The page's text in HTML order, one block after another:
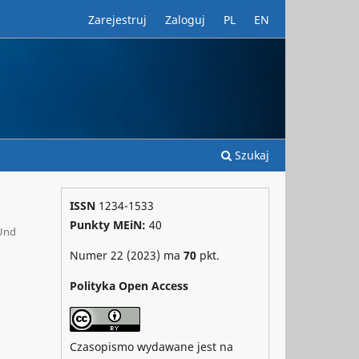
Szukaj
Zarejestruj Zaloguj PL EN
ISSN 1234-1533
Punkty MEiN: 40
Numer 22 (2023) ma 70 pkt.
Polityka Open Access
Czasopismo wydawane jest na